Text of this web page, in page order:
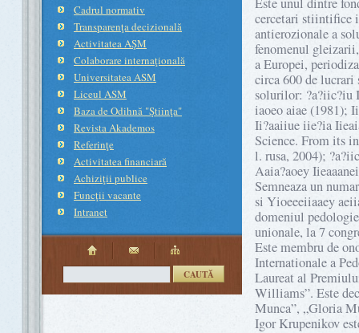
Cadrul normativ
Transparenţa decizională
Activitatea AŞM
Colaborare internaţională
Universitatea ASM
Liceul ASM
Baza de Odihnă "Ştiinţa"
Revista Akademos
Referinţe
Activitatea financiară
Achiziţii publice
Funcţii vacante
Intranet
CAUTĂ
cercetari stiintifice
antierozionale a
fenomenul
a Europei,
circa 600 de
solurilor: ?a?iic?iu
iaoeo aiae (1981);
Ii?aaiiue iie?ia
Science. From its
l. rusa, 2004);
Aaia?aoey
Semneaza un
si Yioeeeiiaaey
domeniul
unionale, la 7
Este membru de
Internationale a
Laureat al
Williams”. Este
Munca”, „Gloria
Igor Krupenikov